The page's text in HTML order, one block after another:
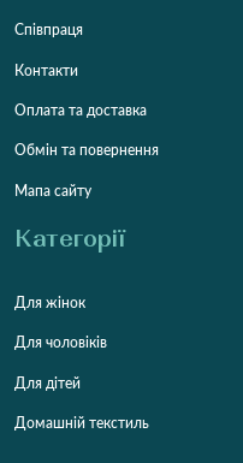
Співпраця
Контакти
Оплата та доставка
Обмін та повернення
Мапа сайту
Категорії
Для жінок
Для чоловіків
Для дітей
Домашній текстиль